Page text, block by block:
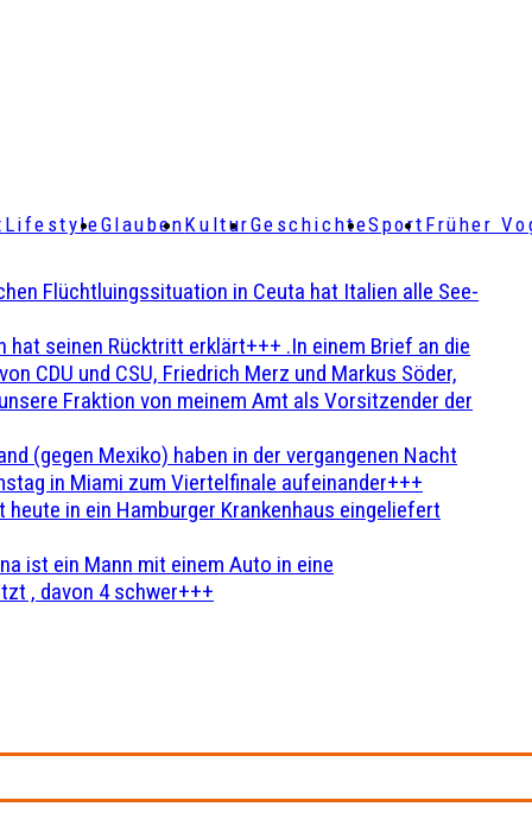
LifestyleGlaubenKulturGeschichteSport Früher
Flüchtluingssituation in Ceuta hat Italien alle See-
hat seinen Rücktritt erklärt+++ .In einem Brief an die
CDU und CSU, Friedrich Merz und Markus Söder,
Fraktion von meinem Amt als Vorsitzender der
(gegen Mexiko) haben in der vergangenen Nacht
in Miami zum Viertelfinale aufeinander+++
in ein Hamburger Krankenhaus eingeliefert
ist ein Mann mit einem Auto in eine
, davon 4 schwer+++